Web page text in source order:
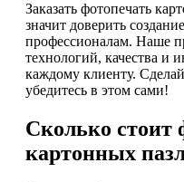
Заказать фотопечать
значит доверить
профессионалам. Наше
технологий, качества и
каждому клиенту.
убедитесь в этом сами!
Сколько стоит
картонных